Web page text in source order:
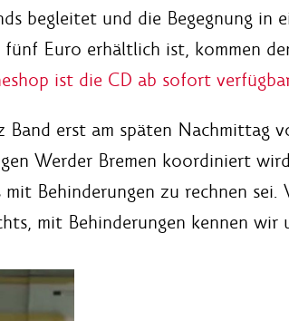
begleitet und die Begegnung in
Euro erhältlich ist, kommen
ist die CD ab sofort
Band erst am späten Nachmittag
Werder Bremen koordiniert
Behinderungen zu rechnen sei.
mit Behinderungen kennen wir